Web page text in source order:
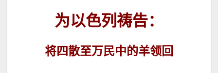
为以色列祷告：
将四散至万民中的羊领回